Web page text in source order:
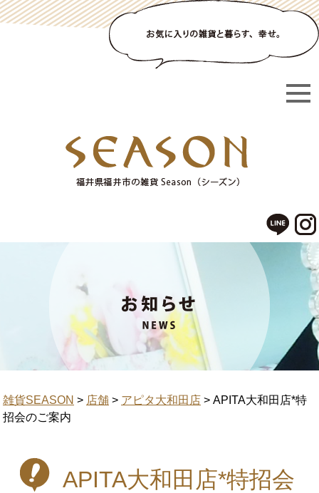
雑貨SEASON > 店舗 > アピタ大和田店 > APITA大和田店*特
招会のご案内
APITA大和田店*特招会